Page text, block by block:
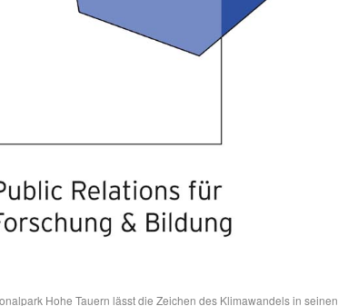
Hohe Tauern lässt die Zeichen des Klimawandels in seinen